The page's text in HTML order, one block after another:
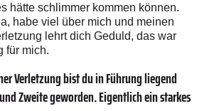
hätte schlimmer kommen können.
habe viel über mich und meinen
lehrt dich Geduld, das war
für mich.
Verletzung bist du in Führung liegend
Zweite ­geworden. Eigentlich ein starkes